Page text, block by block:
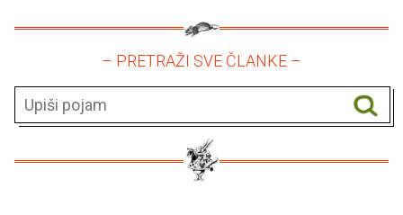
– PRETRAŽI SVE ČLANKE –